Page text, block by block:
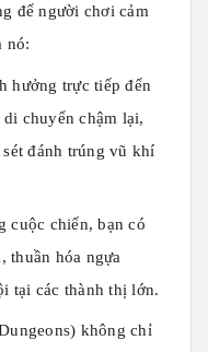
để người chơi cảm
nó:
hưởng trực tiếp đến
chuyển chậm lại,
đánh trúng vũ khí
cuộc chiến, bạn có
thuần hóa ngựa
tại các thành thị lớn.
không chỉ